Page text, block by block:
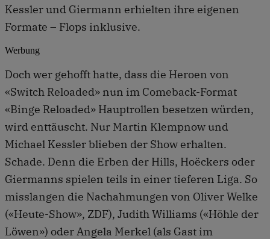
Kessler und Giermann erhielten ihre eigenen
Formate – Flops inklusive.
Werbung
Doch wer gehofft hatte, dass die Heroen von
«Switch Reloaded» nun im Comeback-Format
«Binge Reloaded» Hauptrollen besetzen würden,
wird enttäuscht. Nur Martin Klempnow und
Michael Kessler blieben der Show erhalten.
Schade. Denn die Erben der Hills, Hoëckers oder
Giermanns spielen teils in einer tieferen Liga. So
misslangen die Nachahmungen von Oliver Welke
(«Heute-Show», ZDF), Judith Williams («Höhle der
Löwen») oder Angela Merkel (als Gast im